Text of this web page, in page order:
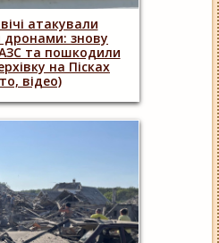
атакували
дронами: знову
та пошкодили
на Пісках
відео)